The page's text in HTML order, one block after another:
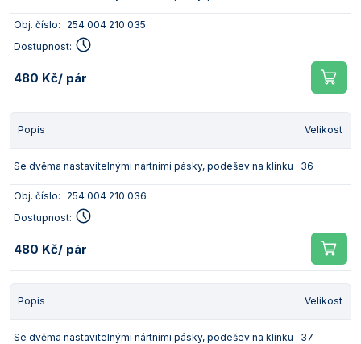
Obj. číslo:
254 004 210 035
Dostupnost:
480 Kč/ pár
Popis Velikost
Se dvěma nastavitelnými nártními pásky, podešev na klínku 36
Obj. číslo:
254 004 210 036
Dostupnost:
480 Kč/ pár
Popis Velikost
Se dvěma nastavitelnými nártními pásky, podešev na klínku 37
Vlastnosti skla a porcelánu
Zkumavky
Zátky a uzávěry
Zkumavky a stojany
Vlastnosti plastů
Teploměry, vlhkoměry a další přístroje pro
měření prostředí (klimatu)
Viskozimetry